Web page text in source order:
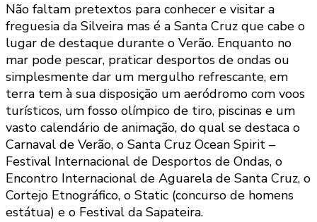
Não faltam pretextos para conhecer e visitar a
freguesia da Silveira mas é a Santa Cruz que cabe o
lugar de destaque durante o Verão. Enquanto no
mar pode pescar, praticar desportos de ondas ou
simplesmente dar um mergulho refrescante, em
terra tem à sua disposição um aeródromo com voos
turísticos, um fosso olímpico de tiro, piscinas e um
vasto calendário de animação, do qual se destaca o
Carnaval de Verão, o Santa Cruz Ocean Spirit –
Festival Internacional de Desportos de Ondas, o
Encontro Internacional de Aguarela de Santa Cruz, o
Cortejo Etnográfico, o Static (concurso de homens
estátua) e o Festival da Sapateira.